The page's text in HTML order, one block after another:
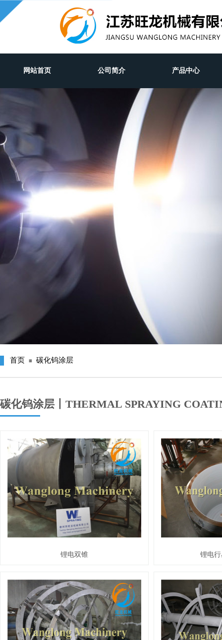
网站首页 公司简介 产品中心
首页 ≡ 碳化钨涂层
碳化钨涂层丨THERMAL SPRAYING
锂电双锥 锂电